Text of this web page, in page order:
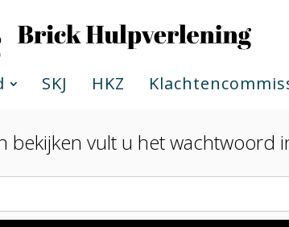
SKJ HKZ
vult u het wachtwoord